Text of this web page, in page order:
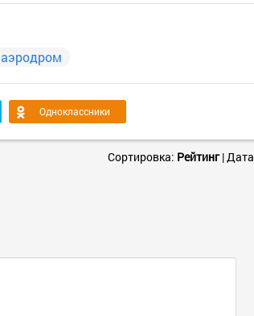
аэродром
Одноклассники
Сортировка: Рейтинг|Дата